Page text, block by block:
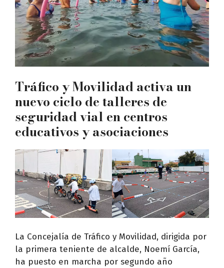
Tráfico y Movilidad activa un
nuevo ciclo de talleres de
seguridad vial en centros
educativos y asociaciones
La Concejalía de Tráfico y Movilidad, dirigida por
la primera teniente de alcalde, Noemí García,
ha puesto en marcha por segundo año